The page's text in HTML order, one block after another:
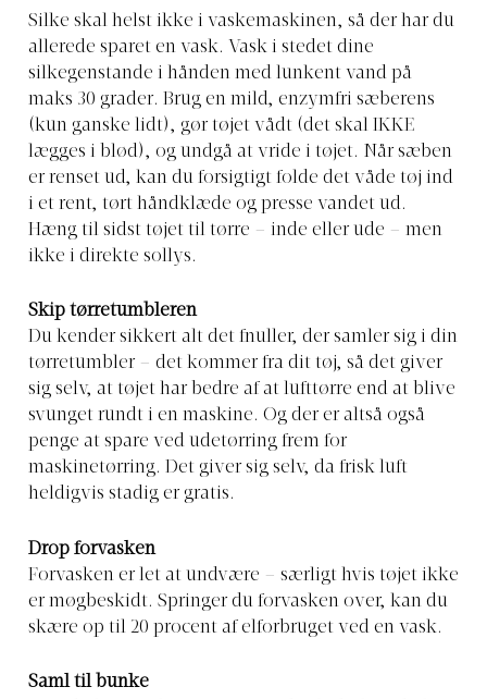
Silke skal helst ikke i vaskemaskinen, så der har du
allerede sparet en vask. Vask i stedet dine
silkegenstande i hånden med lunkent vand på
maks 30 grader. Brug en mild, enzymfri sæberens
(kun ganske lidt), gør tøjet vådt (det skal IKKE
lægges i blød), og undgå at vride i tøjet. Når sæben
er renset ud, kan du forsigtigt folde det våde tøj ind
i et rent, tørt håndklæde og presse vandet ud.
Hæng til sidst tøjet til tørre – inde eller ude – men
ikke i direkte sollys.
Skip tørretumbleren
Du kender sikkert alt det fnuller, der samler sig i din
tørretumbler – det kommer fra dit tøj, så det giver
sig selv, at tøjet har bedre af at lufttørre end at blive
svunget rundt i en maskine. Og der er altså også
penge at spare ved udetørring frem for
maskinetørring. Det giver sig selv, da frisk luft
heldigvis stadig er gratis.
Drop forvasken
Forvasken er let at undvære – særligt hvis tøjet ikke
er møgbeskidt. Springer du forvasken over, kan du
skære op til 20 procent af elforbruget ved en vask.
Saml til bunke